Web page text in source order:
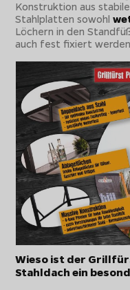
Konstruktion aus
Stahlplatten sowohl
Löchern in den
auch fest fixiert werden.
Wieso ist der
Stahldach ein